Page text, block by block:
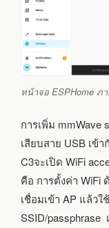
หน้าจอ ESPHome ภ
การเพิ่ม mmWave
เสียบสาย USB เข้
C3จะเปิด WiFi
คือ การตั้งค่า WiFi
เชื่อมเข้า AP แล้วใ
SSID/